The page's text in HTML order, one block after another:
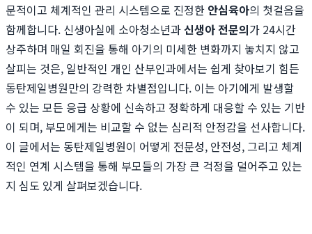
문적이고 체계적인 관리 시스템으로 진정한 안심육아의 첫걸음을
함께합니다. 신생아실에 소아청소년과신생아 전문의가 24시간
상주하며 매일 회진을 통해 아기의 미세한 변화까지 놓치지 않고
살피는 것은, 일반적인 개인 산부인과에서는 쉽게 찾아보기 힘든
동탄제일병원만의 강력한 차별점입니다. 이는 아기에게 발생할
수 있는 모든 응급 상황에 신속하고 정확하게 대응할 수 있는 기반
이 되며, 부모에게는 비교할 수 없는 심리적 안정감을 선사합니다.
이 글에서는 동탄제일병원이 어떻게 전문성, 안전성, 그리고 체계
적인 연계 시스템을 통해 부모들의 가장 큰 걱정을 덜어주고 있는
지 심도 있게 살펴보겠습니다.